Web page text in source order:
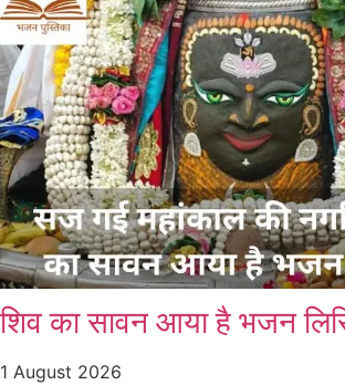
शिव का सावन आया है भजन
1 August 2026